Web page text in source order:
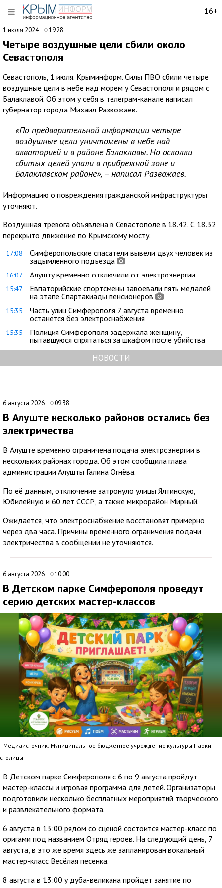
16+
1 июля 2024 19:28
Четыре воздушные цели сбили около
Севастополя
Севастополь, 1 июля. Крыминформ. Силы ПВО сбили четыре
воздушные цели в небе над морем у Севастополя и рядом с
Балаклавой. Об этом у себя в телеграм-канале написал
губернатор города Михаил Развожаев.
«По предварительной информации четыре
воздушные цели уничтожены в небе над
акваторией и в районе Балаклавы. Но осколки
сбитых целей упали в прибрежной зоне и
Балаклавском районе», – написал Развожаев.
Информацию о повреждения гражданской инфраструктуры
уточняют.
Воздушная тревога объявлена в Севастополе в 18.42. С 18.32
перекрыто движение по Крымскому мосту.
17:08
Симферопольские спасатели вывели двух человек из
задымленного подъезда
16:07 Алушту временно отключили от электроэнергии
15:47
Евпаторийские спортсмены завоевали пять медалей
на этапе Спартакиады пенсионеров
15:35
Часть улиц Симферополя 7 августа временно
останется без электроснабжения
15:35
Полиция Симферополя задержала женщину,
пытавшуюся спрятаться за шкафом после убийства
НОВОСТИ
6 августа 2026 09:38
В Алуште несколько районов остались без
электричества
В Алуште временно ограничена подача электроэнергии в
нескольких районах города. Об этом сообщила глава
администрации Алушты Галина Огнёва.
По её данным, отключение затронуло улицы Ялтинскую,
Юбилейную и 60 лет СССР, а также микрорайон Мирный.
Ожидается, что электроснабжение восстановят примерно
через два часа. Причины временного ограничения подачи
электричества в сообщении не уточняются.
6 августа 2026 10:00
В Детском парке Симферополя проведут
серию детских мастер-классов
Медиаисточник: Муниципальное бюджетное учреждение культуры Парки
столицы
В Детском парке Симферополя с 6 по 9 августа пройдут
мастер-классы и игровая программа для детей. Организаторы
подготовили несколько бесплатных мероприятий творческого
и развлекательного формата.
6 августа в 13:00 рядом со сценой состоится мастер-класс по
оригами под названием Отряд героев. На следующий день, 7
августа, в это же время здесь же запланирован вокальный
мастер-класс Весёлая песенка.
8 августа в 13:00 у дуба-великана пройдет занятие по